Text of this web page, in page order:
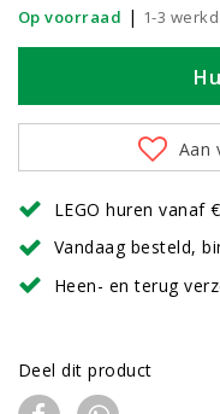
Op voorraad | 1-3
Aan
LEGO huren vanaf
Vandaag besteld,
Heen- en terug
Deel dit product